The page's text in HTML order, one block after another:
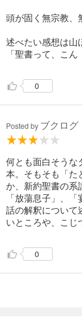
頭が固く無宗教、
述べたい感想は山
「聖書って、こん
0
Posted by ブクログ
何とも面白そうな
本。そもそも「た
か、新約聖書の系
「放蕩息子」、
話の解釈について
いところや、こじ
0